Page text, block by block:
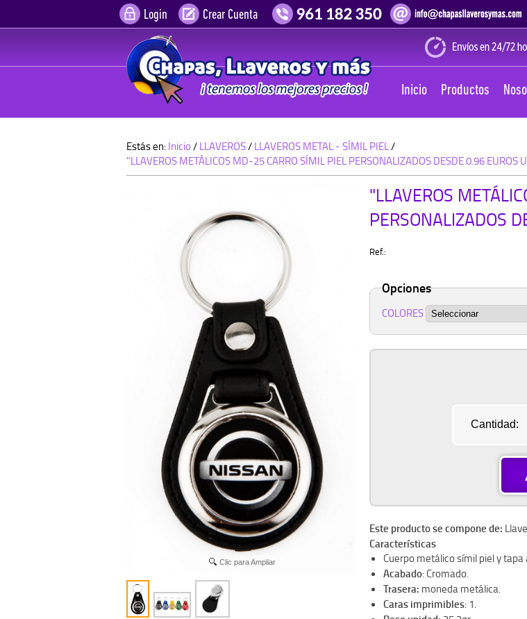
Login Crear Cuenta
Productos
Inicio
Estás en:Inicio/LLAVEROS/LLAVEROS METAL - SÍMIL PIEL/
"LLAVEROS METÁLICOS MD-25 CARRO SÍMIL PIEL PERSONALIZADOS DESDE 0.96 EUROS
Clic para Ampliar
"LLAVEROS
PERSONALIZADOS
Ref.:
Opciones
COLORES
Cantidad:
Este producto se compone de:
Características
Cuerpo metálico símil piel y tapa
Acabado: Cromado.
Trasera: moneda metálica.
Caras imprimibles: 1.